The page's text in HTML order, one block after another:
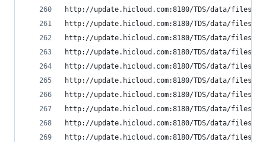
http://update.hicloud.com:8180/TDS/data/files/p9/
http://update.hicloud.com:8180/TDS/data/files/p9/
http://update.hicloud.com:8180/TDS/data/files/p9/
http://update.hicloud.com:8180/TDS/data/files/p9/
http://update.hicloud.com:8180/TDS/data/files/p9/
http://update.hicloud.com:8180/TDS/data/files/p9/
http://update.hicloud.com:8180/TDS/data/files/p9/
http://update.hicloud.com:8180/TDS/data/files/p9/
http://update.hicloud.com:8180/TDS/data/files/p9/
http://update.hicloud.com:8180/TDS/data/files/p9/